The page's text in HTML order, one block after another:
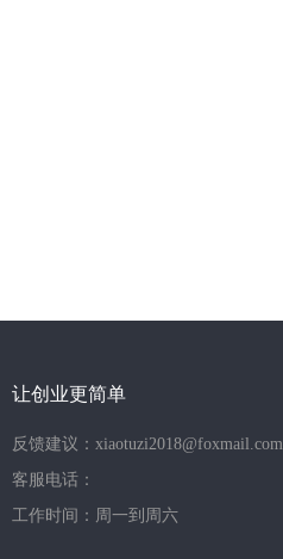
让创业更简单
反馈建议：xiaotuzi2018@foxmail.com
客服电话：
工作时间：周一到周六